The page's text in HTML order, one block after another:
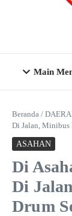
Main
Beranda /
Di Jalan, Minibus
ASAHAN
Di
Di
Drum